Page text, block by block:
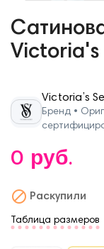
Victoria's
Victoria’s
Бренд •
0 руб.
 Раскупили
Таблица размеров